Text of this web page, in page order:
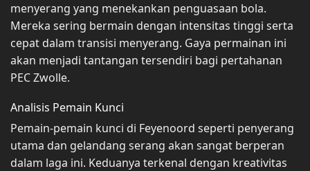
menyerang yang menekankan penguasaan bola.
Mereka sering bermain dengan intensitas tinggi serta
cepat dalam transisi menyerang. Gaya permainan ini
akan menjadi tantangan tersendiri bagi pertahanan
PEC Zwolle.
Analisis Pemain Kunci
Pemain-pemain kunci di Feyenoord seperti penyerang
utama dan gelandang serang akan sangat berperan
dalam laga ini. Keduanya terkenal dengan kreativitas